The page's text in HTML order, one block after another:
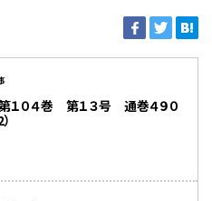
１０４巻 第１３号 通巻４９０